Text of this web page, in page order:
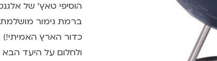
הוסיפי טאץ' של
כדור הארץ האמיתי!)
ולחלום על היעד הבא